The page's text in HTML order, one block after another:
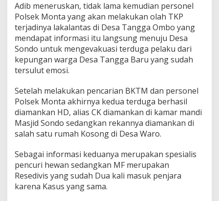
Adib meneruskan, tidak lama kemudian personel
Polsek Monta yang akan melakukan olah TKP
terjadinya lakalantas di Desa Tangga Ombo yang
mendapat informasi itu langsung menuju Desa
Sondo untuk mengevakuasi terduga pelaku dari
kepungan warga Desa Tangga Baru yang sudah
tersulut emosi.
Setelah melakukan pencarian BKTM dan personel
Polsek Monta akhirnya kedua terduga berhasil
diamankan HD, alias CK diamankan di kamar mandi
Masjid Sondo sedangkan rekannya diamankan di
salah satu rumah Kosong di Desa Waro.
Sebagai informasi keduanya merupakan spesialis
pencuri hewan sedangkan MF merupakan
Resedivis yang sudah Dua kali masuk penjara
karena Kasus yang sama.